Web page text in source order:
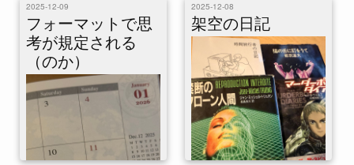
ダー「日記ぽい」11日目の記事
です。そもそもなんで日記？
日記への造詣が深いわけでもな
いのに、24日...
ダー「日記ぽい」10日目の記事
です。コロケーション。 日記
の同義語や近い言葉はいくつか
ある。ダイアリ...
2025-12-09
フォーマットで思
考が規定される
（のか）
2025-12-08
架空の日記